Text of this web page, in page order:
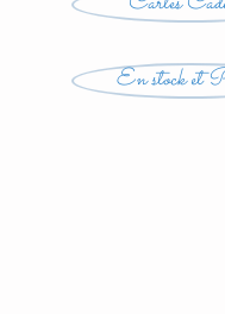
En stock et